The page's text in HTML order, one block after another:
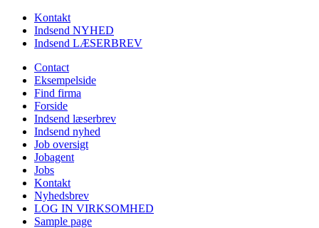
Kontakt
Indsend NYHED
Indsend LÆSERBREV
Contact
Eksempelside
Find firma
Forside
Indsend læserbrev
Indsend nyhed
Job oversigt
Jobagent
Jobs
Kontakt
Nyhedsbrev
LOG IN VIRKSOMHED
Sample page